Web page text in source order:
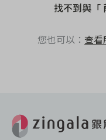
找不到與「
您也可以： 查看